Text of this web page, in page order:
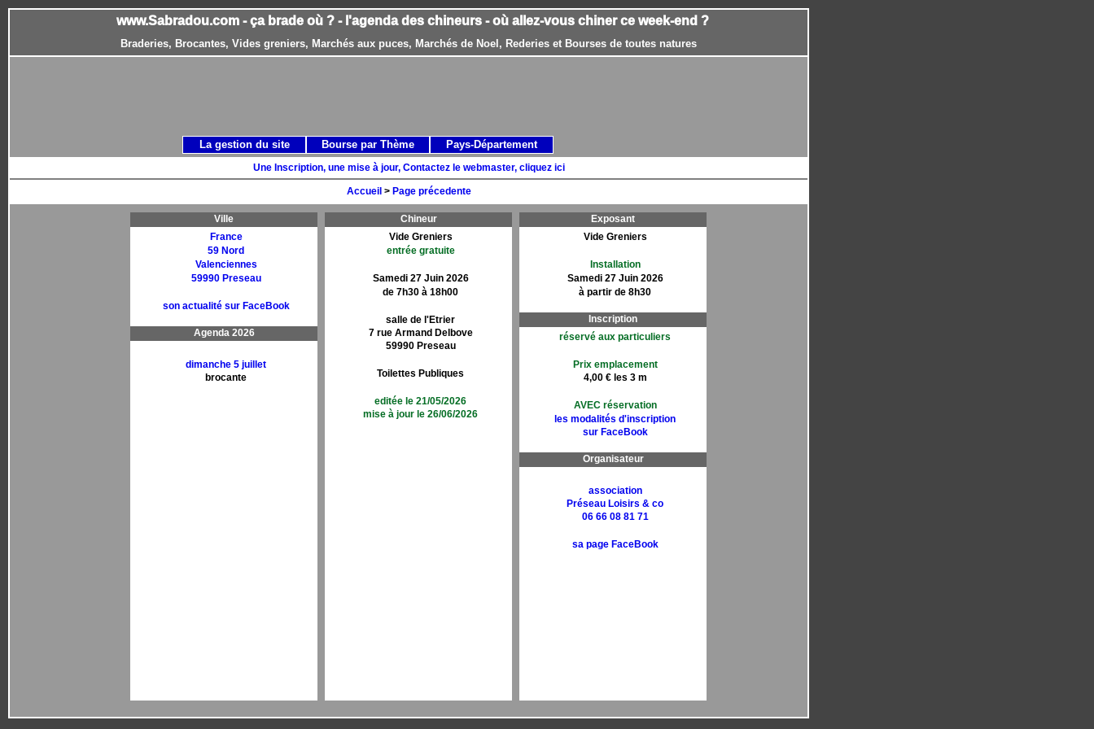
www.Sabradou.com - ça brade où ? - l'agenda des chineurs - où allez-vous chiner ce week-end ?
Braderies, Brocantes, Vides greniers, Marchés aux puces, Marchés de Noel, Rederies et Bourses de toutes natures
Une Inscription, une mise à jour, Contactez le webmaster, cliquez ici
Accueil > Page précedente
Ville
France
59 Nord
Valenciennes
59990 Preseau
son actualité sur FaceBook
Agenda 2026
dimanche 5 juillet
brocante
Chineur
Vide Greniers
entrée gratuite
Samedi 27 Juin 2026
de 7h30 à 18h00
salle de l'Etrier
7 rue Armand Delbove
59990 Preseau
Toilettes Publiques
editée le 21/05/2026
mise à jour le 26/06/2026
Exposant
Vide Greniers
Installation
Samedi 27 Juin 2026
à partir de 8h30
Inscription
réservé aux particuliers
Prix emplacement
4,00 € les 3 m
AVEC réservation
les modalités d'inscription
sur FaceBook
Organisateur
association
Préseau Loisirs & co
06 66 08 81 71
sa page FaceBook
La gestion du site Bourse par Thème Pays-Département